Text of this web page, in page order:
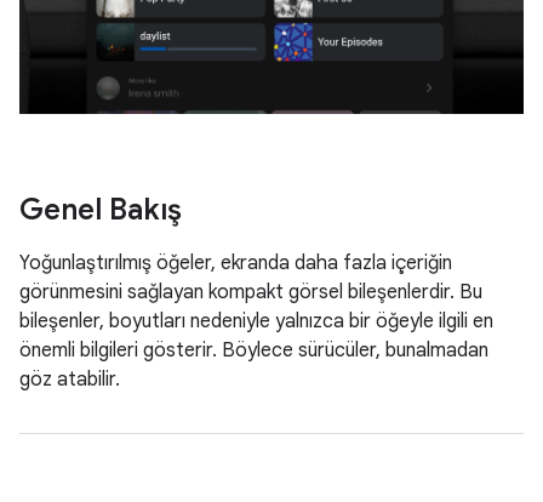
Genel Bakış
Yoğunlaştırılmış öğeler, ekranda daha fazla içeriğin
görünmesini sağlayan kompakt görsel bileşenlerdir. Bu
bileşenler, boyutları nedeniyle yalnızca bir öğeyle ilgili en
önemli bilgileri gösterir. Böylece sürücüler, bunalmadan
göz atabilir.